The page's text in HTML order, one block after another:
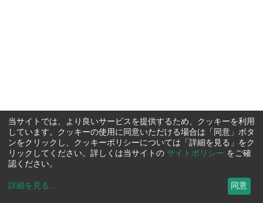
当サイトでは、より良いサービスを提供するため、クッキーを利用
しています。クッキーの使用に同意いただける場合は「同意」ボタ
ンをクリックし、クッキーポリシーについては「詳細を見る」をク
リックしてください。詳しくは当サイトの サイトポリシー をご確
認ください。
詳細を見る ... 同意